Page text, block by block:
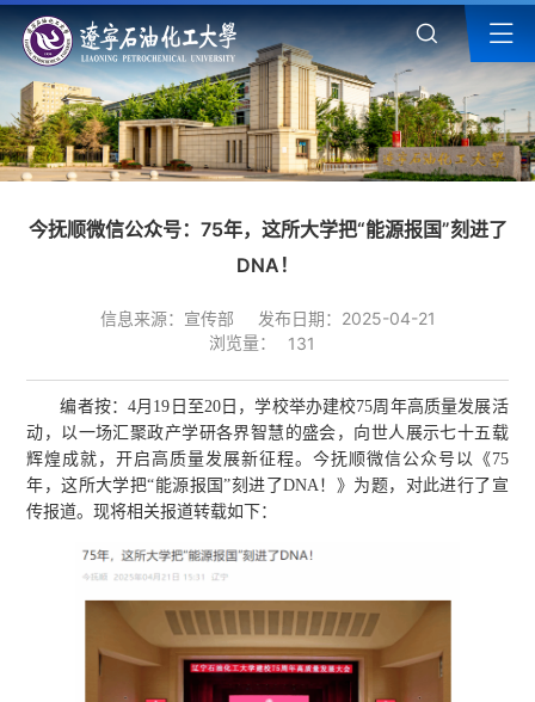
今抚顺微信公众号：75年，这所大学把“能源报国”刻进了
DNA！
信息来源：宣传部
发布日期：2025-04-21
浏览量：
131
编者按：4月19日至20日，学校举办建校75周年高质量发展活
动，以一场汇聚政产学研各界智慧的盛会，向世人展示七十五载
辉煌成就，开启高质量发展新征程。今抚顺微信公众号以《75
年，这所大学把“能源报国”刻进了DNA！》为题，对此进行了宣
传报道。现将相关报道转载如下：